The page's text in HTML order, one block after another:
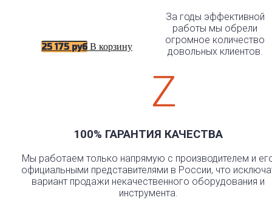
25 175 руб В корзину
За годы эффективной
работы мы обрели
огромное количество
довольных клиентов.
Z
100% ГАРАНТИЯ КАЧЕСТВА
Мы работаем только напрямую с производителем и
официальными представителями в России, что
вариант продажи некачественного оборудования и
инструмента.